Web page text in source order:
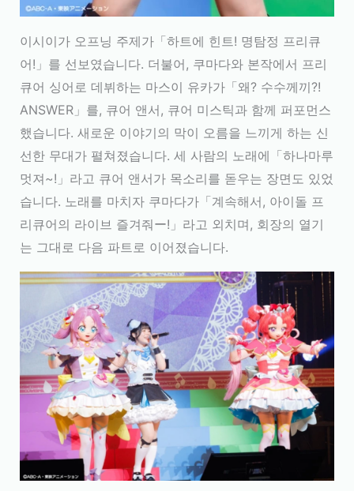
이시이가 오프닝 주제가「하트에 힌트! 명탐정 프리큐
어!」를 선보였습니다. 더불어, 쿠마다와 본작에서 프리
큐어 싱어로 데뷔하는 마스이 유카가「왜? 수수께끼?!
ANSWER」를, 큐어 앤서, 큐어 미스틱과 함께 퍼포먼스
했습니다. 새로운 이야기의 막이 오름을 느끼게 하는 신
선한 무대가 펼쳐졌습니다. 세 사람의 노래에「하나마루
멋져~!」라고 큐어 앤서가 목소리를 돋우는 장면도 있었
습니다. 노래를 마치자 쿠마다가「계속해서, 아이돌 프
리큐어의 라이브 즐겨줘ー!」라고 외치며, 회장의 열기
는 그대로 다음 파트로 이어졌습니다.